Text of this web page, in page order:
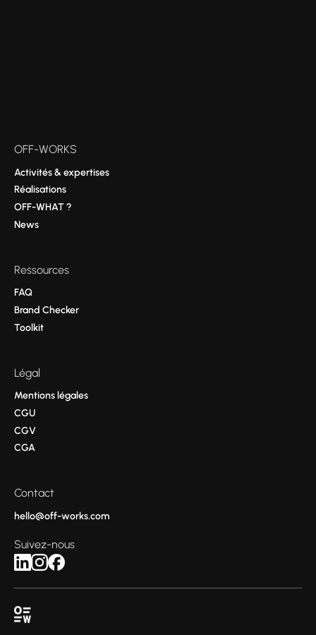
OFF-WORKS
Activités & expertises
Réalisations
OFF-WHAT ?
News
Ressources
FAQ
Brand Checker
Toolkit
Légal
Mentions légales
CGU
CGV
CGA
Contact
hello@off-works.com
Suivez-nous